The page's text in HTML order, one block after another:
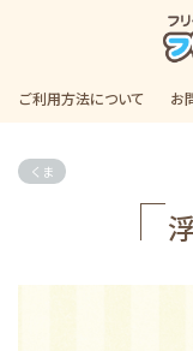
ご利用方法について お
くま